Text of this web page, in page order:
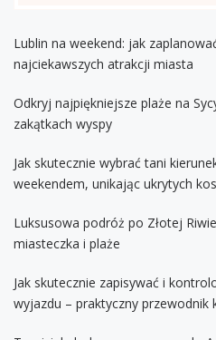
Lublin na weekend: jak
najciekawszych atrakcji miasta
Odkryj najpiękniejsze plaże na
zakątkach wyspy
Jak skutecznie wybrać tani
weekendem, unikając ukrytych
Luksusowa podróż po Złotej
miasteczka i plaże
Jak skutecznie zapisywać i
wyjazdu – praktyczny przewodnik